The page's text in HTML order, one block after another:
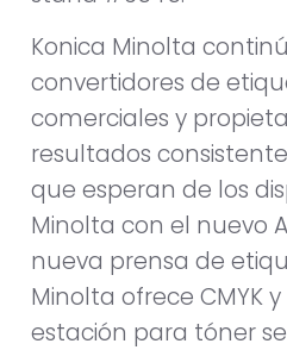
Konica Minolta
convertidores de
comerciales y
resultados
que esperan de los
Minolta con el nuevo
nueva prensa de
Minolta ofrece CMYK
estación para tóner